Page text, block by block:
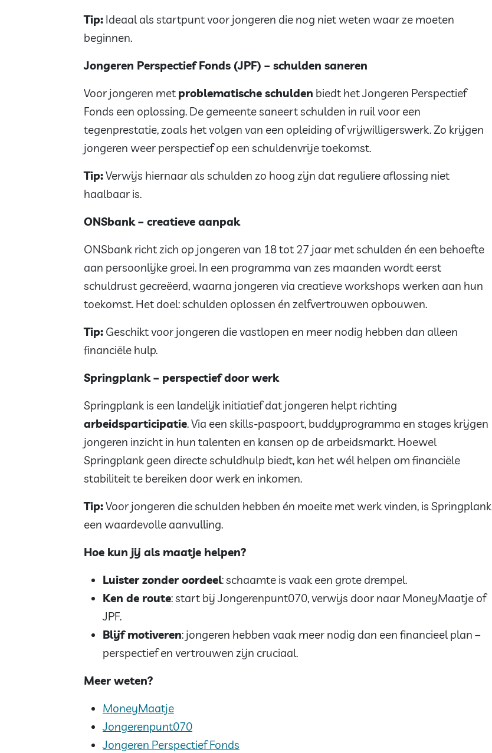
Tip: Ideaal als startpunt voor jongeren die nog niet weten waar ze moeten
beginnen.
Jongeren Perspectief Fonds (JPF) – schulden saneren
Voor jongeren met problematische schulden biedt het Jongeren Perspectief
Fonds een oplossing. De gemeente saneert schulden in ruil voor een
tegenprestatie, zoals het volgen van een opleiding of vrijwilligerswerk. Zo krijgen
jongeren weer perspectief op een schuldenvrije toekomst.
Tip:Verwijs hiernaar als schulden zo hoog zijn dat reguliere aflossing niet
haalbaar is.
ONSbank – creatieve aanpak
ONSbank richt zich op jongeren van 18 tot 27 jaar met schulden én een behoefte
aan persoonlijke groei. In een programma van zes maanden wordt eerst
schuldrust gecreëerd, waarna jongeren via creatieve workshops werken aan hun
toekomst. Het doel: schulden oplossen én zelfvertrouwen opbouwen.
Tip: Geschikt voor jongeren die vastlopen en meer nodig hebben dan alleen
financiële hulp.
Springplank – perspectief door werk
Springplank is een landelijk initiatief dat jongeren helpt richting
arbeidsparticipatie. Via een skills-paspoort, buddyprogramma en stages krijgen
jongeren inzicht in hun talenten en kansen op de arbeidsmarkt. Hoewel
Springplank geen directe schuldhulp biedt, kan het wél helpen om financiële
stabiliteit te bereiken door werk en inkomen.
Tip:Voor jongeren die schulden hebben én moeite met werk vinden, is Springplank
een waardevolle aanvulling.
Hoe kun jij als maatje helpen?
Luister zonder oordeel: schaamte is vaak een grote drempel.
Ken de route: start bij Jongerenpunt070, verwijs door naar MoneyMaatje of
JPF.
Blijf motiveren: jongeren hebben vaak meer nodig dan een financieel plan –
perspectief en vertrouwen zijn cruciaal.
Meer weten?
MoneyMaatje
Jongerenpunt070
Jongeren Perspectief Fonds